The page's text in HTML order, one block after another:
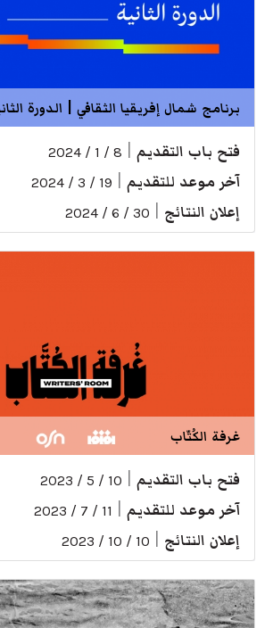
برنامج شمال إفريقيا الثقافي | الدورة
فتح باب التقديم 8 / 1 / 2024
آخر موعد للتقديم 19 / 3 / 2024
إعلان النتائج 30 / 6 / 2024
غرفة الكُتّاب
فتح باب التقديم 10 / 5 / 2023
آخر موعد للتقديم 11 / 7 / 2023
إعلان النتائج 10 / 10 / 2023